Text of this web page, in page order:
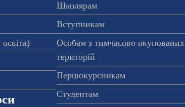
Школярам
Вступникам
Особам з тимчасово окупованих
територій
Першокурсникам
Студентам